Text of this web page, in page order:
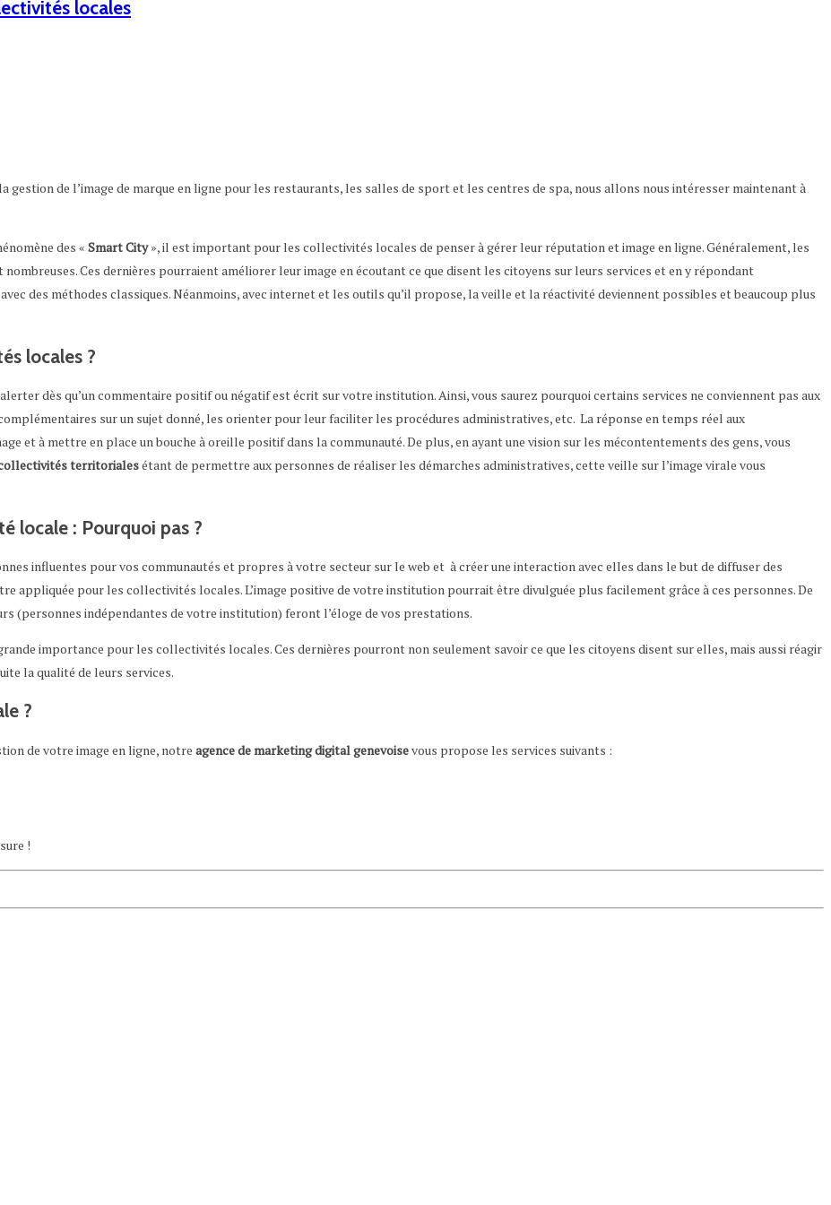
locales
de l’image de marque en ligne pour les restaurants, les salles de sport et les centres de spa, nous allons nous intéresser maintenant à
des « Smart City», il est important pour les collectivités locales de penser à gérer leur réputation et image en ligne. Généralement, les
nombreuses. Ces dernières pourraient améliorer leur image en écoutant ce que disent les citoyens sur leurs services et en y répondant
des méthodes classiques. Néanmoins, avec internet et les outils qu’il propose, la veille et la réactivité deviennent possibles et beaucoup plus
locales ?
dès qu’un commentaire positif ou négatif est écrit sur votre institution. Ainsi, vous saurez pourquoi certains services ne conviennent pas aux
sur un sujet donné, les orienter pour leur faciliter les procédures administratives, etc. La réponse en temps réel aux
et à mettre en place un bouche à oreille positif dans la communauté. De plus, en ayant une vision sur les mécontentements des gens, vous
territorialesétant de permettre aux personnes de réaliser les démarches administratives, cette veille sur l’image virale vous
locale : Pourquoi pas ?
influentes pour vos communautés et propres à votre secteur sur le web et à créer une interaction avec elles dans le but de diffuser des
appliquée pour les collectivités locales. L’image positive de votre institution pourrait être divulguée plus facilement grâce à ces personnes. De
(personnes indépendantes de votre institution) feront l’éloge de vos prestations.
importance pour les collectivités locales. Ces dernières pourront non seulement savoir ce que les citoyens disent sur elles, mais aussi réagir
la qualité de leurs services.
?
de votre image en ligne, notre agence de marketing digital genevoisevous propose les services suivants :
!